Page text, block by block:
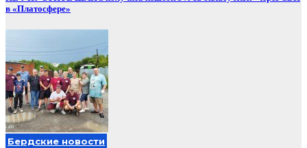
в «Платосфере»
Бердские новости